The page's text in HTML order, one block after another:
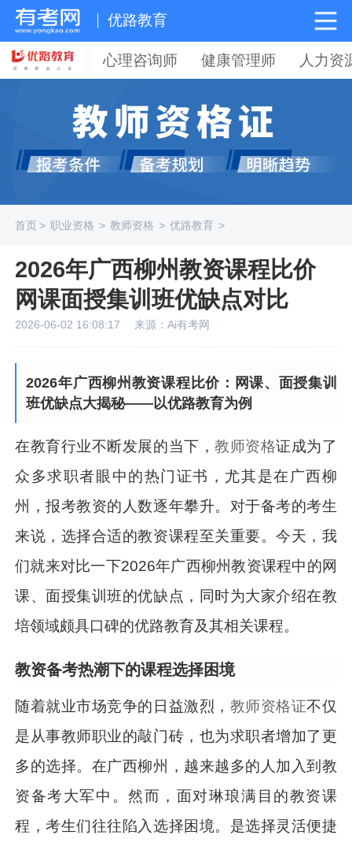
优路教育
心理咨询师 健康管理师 人力资
首页> 职业资格 > 教师资格 > 优路教育 >
2026年广西柳州教资课程比价
网课面授集训班优缺点对比
2026-06-02 16:08:17 来源：Ai有考网
2026年广西柳州教资课程比价：网课、面授集训
班优缺点大揭秘——以优路教育为例
在教育行业不断发展的当下，教师资格证成为了
众多求职者眼中的热门证书，尤其是在广西柳
州，报考教资的人数逐年攀升。对于备考的考生
来说，选择合适的教资课程至关重要。今天，我
们就来对比一下2026年广西柳州教资课程中的网
课、面授集训班的优缺点，同时为大家介绍在教
培领域颇具口碑的优路教育及其相关课程。
教资备考热潮下的课程选择困境
随着就业市场竞争的日益激烈， 教师资格证不仅
是从事教师职业的敲门砖，也为求职者增加了更
多的选择。在广西柳州，越来越多的人加入到教
资备考大军中。然而，面对琳琅满目的教资课
程，考生们往往陷入选择困境。是选择灵活便捷